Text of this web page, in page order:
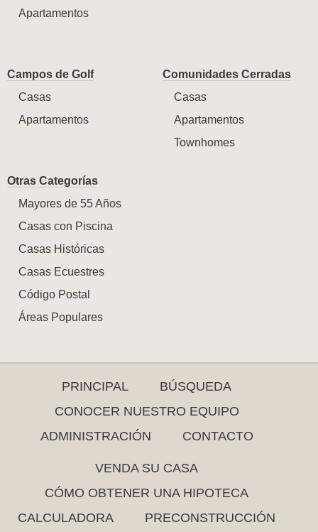
Apartamentos
Campos de Golf
Casas
Apartamentos
Comunidades Cerradas
Casas
Apartamentos
Townhomes
Otras Categorías
Mayores de 55 Años
Casas con Piscina
Casas Históricas
Casas Ecuestres
Código Postal
Áreas Populares
PRINCIPAL
BÚSQUEDA
CONOCER NUESTRO EQUIPO
ADMINISTRACIÓN
CONTACTO
VENDA SU CASA
CÓMO OBTENER UNA HIPOTECA
CALCULADORA
PRECONSTRUCCIÓN